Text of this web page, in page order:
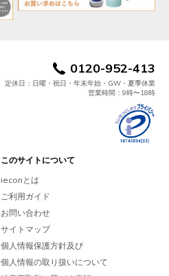
0120-952-413
定休日：日曜・祝日・年末年始・GW・夏季休業
営業時間：9時〜18時
このサイトについて
ieconとは
ご利用ガイド
お問い合わせ
サイトマップ
個人情報保護方針及び
個人情報の取り扱いについて